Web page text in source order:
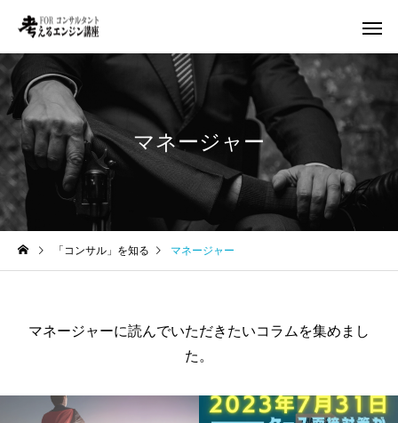
マネージャー
「コンサル」を知る マネージャー
マネージャーに読んでいただきたいコラムを集めまし
た。